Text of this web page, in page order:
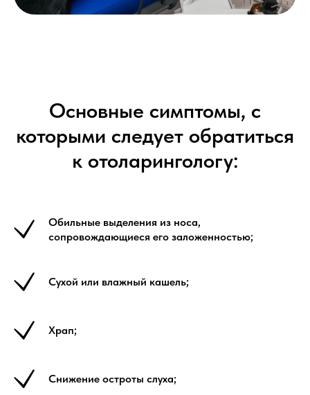
Основные симптомы, с
которыми следует обратиться
к отоларингологу:
Обильные выделения из носа,
сопровождающиеся его заложенностью;
Сухой или влажный кашель;
Храп;
Снижение остроты слуха;